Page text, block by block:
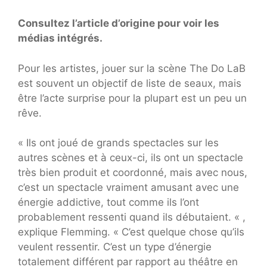
Consultez l’article d’origine pour voir les
médias intégrés.
Pour les artistes, jouer sur la scène The Do LaB
est souvent un objectif de liste de seaux, mais
être l’acte surprise pour la plupart est un peu un
rêve.
« Ils ont joué de grands spectacles sur les
autres scènes et à ceux-ci, ils ont un spectacle
très bien produit et coordonné, mais avec nous,
c’est un spectacle vraiment amusant avec une
énergie addictive, tout comme ils l’ont
probablement ressenti quand ils débutaient. « ,
explique Flemming. « C’est quelque chose qu’ils
veulent ressentir. C’est un type d’énergie
totalement différent par rapport au théâtre en